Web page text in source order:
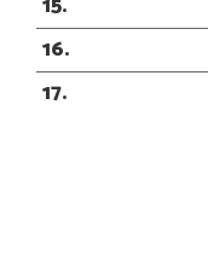
16
17